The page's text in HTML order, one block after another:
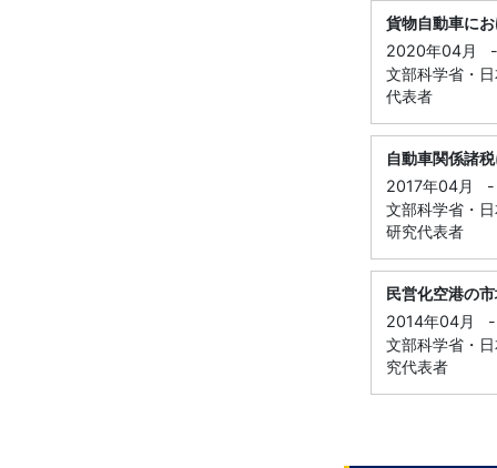
貨物自動車に
2020年04月
-
文部科学省・
代表者
自動車関係諸
2017年04月
-
文部科学省・
研究代表者
民営化空港の
2014年04月
-
文部科学省・
究代表者